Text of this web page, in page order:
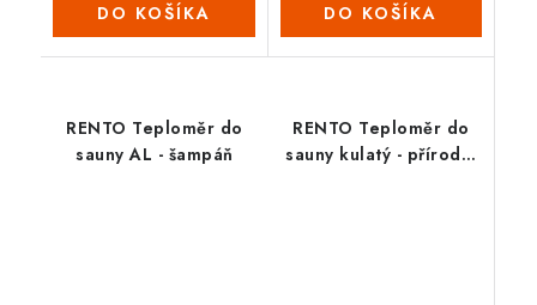
DO KOŠÍKA DO KOŠÍKA
RENTO Teploměr do
sauny AL - šampáň
RENTO Teploměr do
sauny kulatý - přírodní